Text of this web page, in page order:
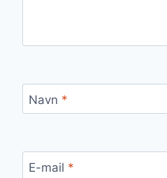
Navn *
E-mail *